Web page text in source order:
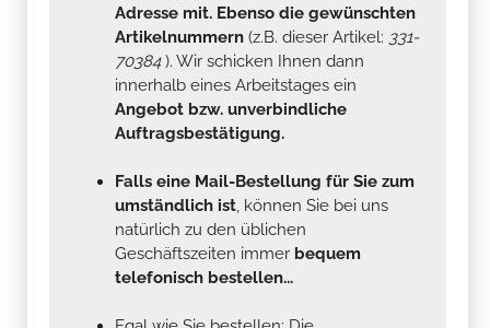
Adresse mit. Ebenso die gewünschten
Artikelnummern (z.B. dieser Artikel: 331-
70384). Wir schicken Ihnen dann
innerhalb eines Arbeitstages ein
Angebot bzw. unverbindliche
Auftragsbestätigung.
Falls eine Mail-Bestellung für Sie zum
umständlich ist, können Sie bei uns
natürlich zu den üblichen
Geschäftszeiten immer bequem
telefonisch bestellen...